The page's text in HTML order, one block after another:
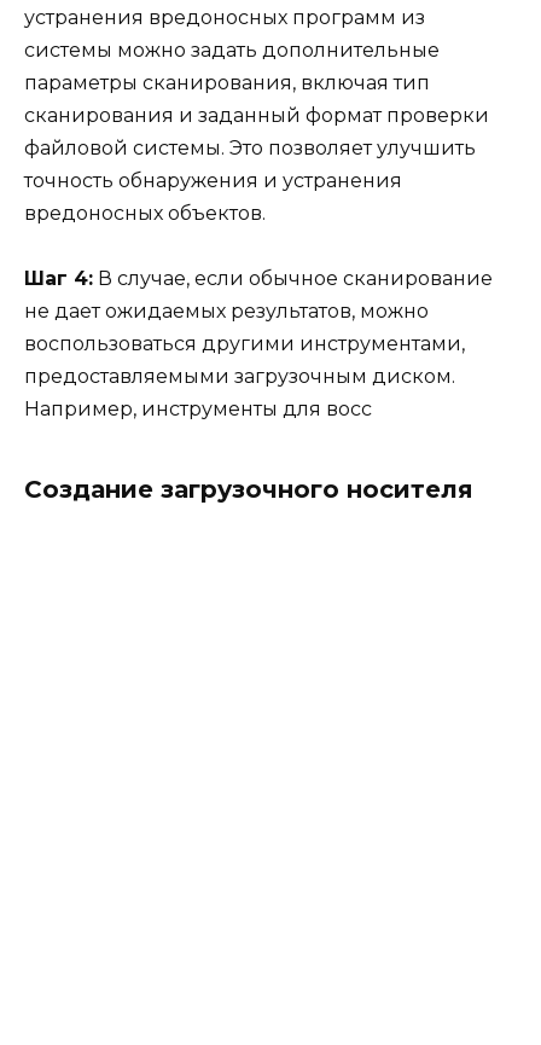
устранения вредоносных программ из
системы можно задать дополнительные
параметры сканирования, включая тип
сканирования и заданный формат проверки
файловой системы. Это позволяет улучшить
точность обнаружения и устранения
вредоносных объектов.
Шаг 4: В случае, если обычное сканирование
не дает ожидаемых результатов, можно
воспользоваться другими инструментами,
предоставляемыми загрузочным диском.
Например, инструменты для восс
Создание загрузочного носителя